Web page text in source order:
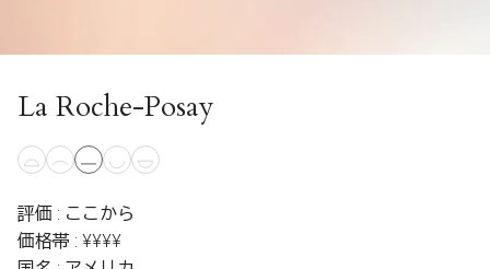
La Roche-Posay
評価 : ここから
価格帯 : ¥¥¥¥